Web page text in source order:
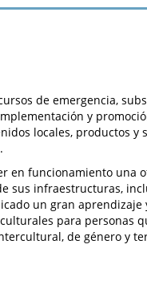
de emergencia,
y
locales, productos y
en funcionamiento una
sus infraestructuras,
un gran aprendizaje
para personas
de género y